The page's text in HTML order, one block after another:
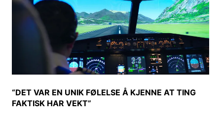
“DET VAR EN UNIK FØLELSE Å KJENNE AT TING
FAKTISK HAR VEKT”